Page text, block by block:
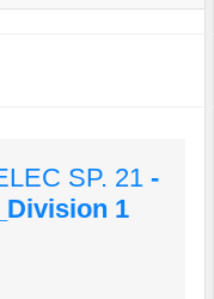
SP. 21 -
1